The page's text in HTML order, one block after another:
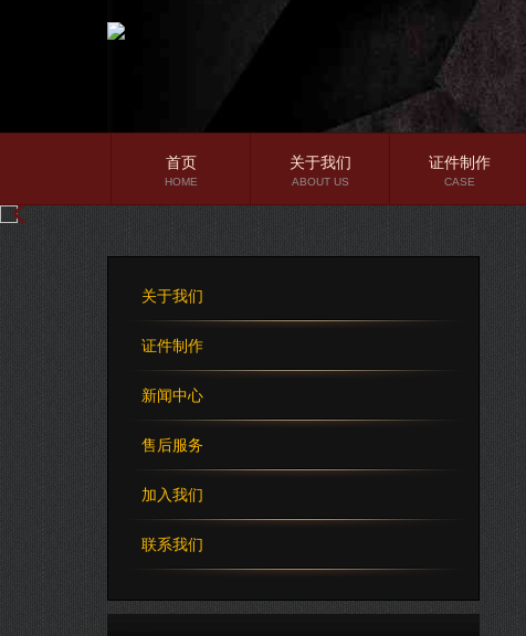
首页
HOME
关于我们
ABOUT US
证件制作
CASE
关于我们
证件制作
新闻中心
售后服务
加入我们
联系我们